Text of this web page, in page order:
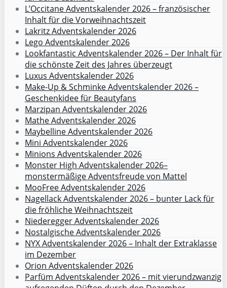
L’Occitane Adventskalender 2026 – französischer
Inhalt für die Vorweihnachtszeit
Lakritz Adventskalender 2026
Lego Adventskalender 2026
Lookfantastic Adventskalender 2026 – Der Inhalt für
die schönste Zeit des Jahres überzeugt
Luxus Adventskalender 2026
Make-Up & Schminke Adventskalender 2026 –
Geschenkidee für Beautyfans
Marzipan Adventskalender 2026
Mathe Adventskalender 2026
Maybelline Adventskalender 2026
Mini Adventskalender 2026
Minions Adventskalender 2026
Monster High Adventskalender 2026–
monstermäßige Adventsfreude von Mattel
MooFree Adventskalender 2026
Nagellack Adventskalender 2026 – bunter Lack für
die fröhliche Weihnachtszeit
Niederegger Adventskalender 2026
Nostalgische Adventskalender 2026
NYX Adventskalender 2026 – Inhalt der Extraklasse
im Dezember
Orion Adventskalender 2026
Parfüm Adventskalender 2026 – mit vierundzwanzig